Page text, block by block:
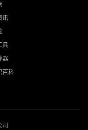
讯
具
器
百科
司